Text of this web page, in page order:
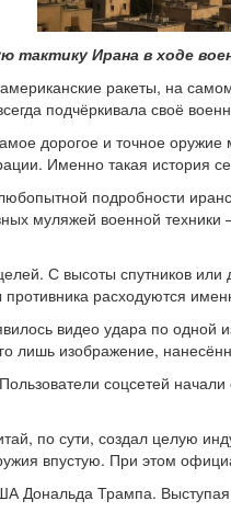
тактику Ирана в ходе
ракеты, на
подчёркивала своё
дорогое и точное оружие
Именно такая история
подробности
муляжей военной
С высоты спутников
расходуются
видео удара по
лишь изображение,
соцсетей
по сути, создал целую
впустую. При этом
Дональда Трампа.